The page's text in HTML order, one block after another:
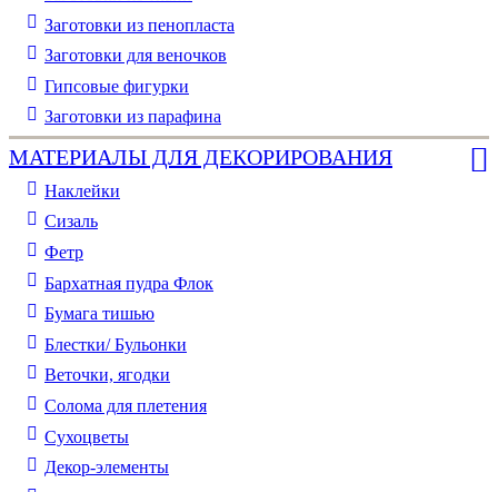
Заготовки из пенопласта
Заготовки для веночков
Гипсовые фигурки
Заготовки из парафина
МАТЕРИАЛЫ ДЛЯ ДЕКОРИРОВАНИЯ
Наклейки
Сизаль
Фетр
Бархатная пудра Флок
Бумага тишью
Блестки/ Бульонки
Веточки, ягодки
Солома для плетения
Cухоцветы
Декор-элементы